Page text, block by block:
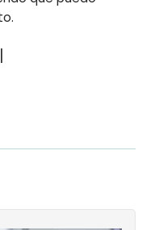
|